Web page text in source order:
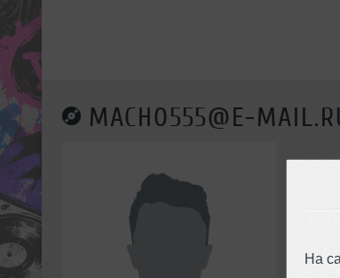
На
MACHO555@E-